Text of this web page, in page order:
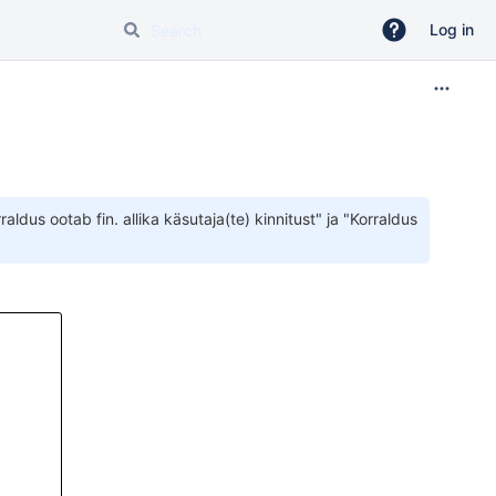
Log in
ootab fin. allika käsutaja(te) kinnitust" ja "Korraldus